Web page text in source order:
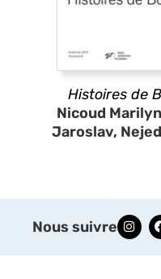
Histoires de
Nicoud
Jaroslav,
Nous suivre